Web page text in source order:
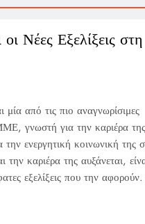
Νέες Εξελίξεις
από τις πιο αναγνωρίσιμες
γνωστή για την καριέρα
ενεργητική κοινωνική της
καριέρα της αυξάνεται,
εξελίξεις που την